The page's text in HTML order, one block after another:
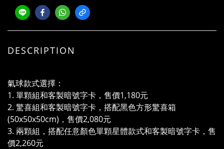
DESCRIPTION
氣球款式選擇：
1. 單顆組和客製暗號字卡，售價1,180元
2. 驚喜組和客製暗號字卡，搭配黑色方形驚喜箱
(50x50x50cm)，售價2,080元
3. 兩顆組，搭配任意顏色單顆星體款式和客製暗號字卡，售
價2,260元